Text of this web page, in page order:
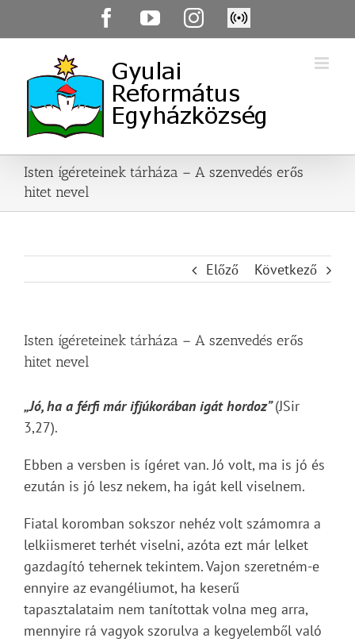
FacebookYouTubeInstagram
Élő
közvetítés
Isten ígéreteinek tárháza – A szenvedés erős
hitet nevel
Előző Következő
Isten ígéreteinek tárháza – A szenvedés erős
hitet nevel
„Jó, ha a férfi már ifjúkorában igát hordoz”(JSir
3,27).
Ebben a versben is ígéret van. Jó volt, ma is jó és
ezután is jó lesz nekem, ha igát kell viselnem.
Fiatal koromban sokszor nehéz volt számomra a
lelkiismeret terhét viselni, azóta ezt már lelket
gazdagító tehernek tekintem. Vajon szeretném-e
ennyire az evangéliumot, ha keserű
tapasztalataim nem tanítottak volna meg arra,
mennyire rá vagyok szorulva a kegyelemből való